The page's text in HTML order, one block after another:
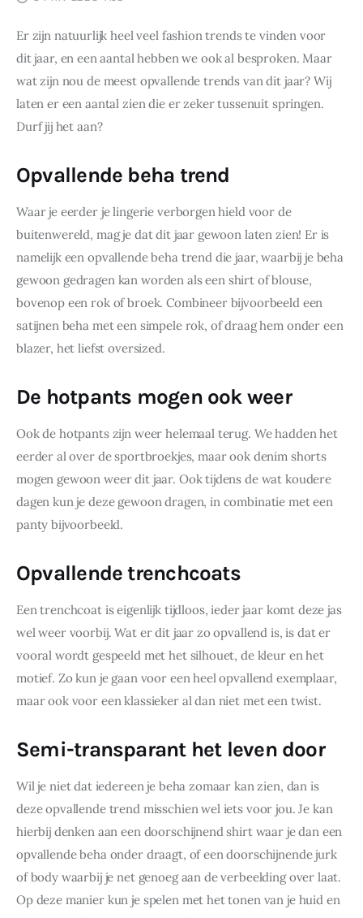
Er zijn natuurlijk heel veel fashion trends te vinden voor
dit jaar, en een aantal hebben we ook al besproken. Maar
wat zijn nou de meest opvallende trends van dit jaar? Wij
laten er een aantal zien die er zeker tussenuit springen.
Durf jij het aan?
Opvallende beha trend
Waar je eerder je lingerie verborgen hield voor de
buitenwereld, mag je dat dit jaar gewoon laten zien! Er is
namelijk een opvallende beha trend die jaar, waarbij je beha
gewoon gedragen kan worden als een shirt of blouse,
bovenop een rok of broek. Combineer bijvoorbeeld een
satijnen beha met een simpele rok, of draag hem onder een
blazer, het liefst oversized.
De hotpants mogen ook weer
Ook de hotpants zijn weer helemaal terug. We hadden het
eerder al over de sportbroekjes, maar ook denim shorts
mogen gewoon weer dit jaar. Ook tijdens de wat koudere
dagen kun je deze gewoon dragen, in combinatie met een
panty bijvoorbeeld.
Opvallende trenchcoats
Een trenchcoat is eigenlijk tijdloos, ieder jaar komt deze jas
wel weer voorbij. Wat er dit jaar zo opvallend is, is dat er
vooral wordt gespeeld met het silhouet, de kleur en het
motief. Zo kun je gaan voor een heel opvallend exemplaar,
maar ook voor een klassieker al dan niet met een twist.
Semi-transparant het leven door
Wil je niet dat iedereen je beha zomaar kan zien, dan is
deze opvallende trend misschien wel iets voor jou. Je kan
hierbij denken aan een doorschijnend shirt waar je dan een
opvallende beha onder draagt, of een doorschijnende jurk
of body waarbij je net genoeg aan de verbeelding over laat.
Op deze manier kun je spelen met het tonen van je huid en